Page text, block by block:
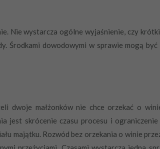
Nie wystarcza ogólne wyjaśnienie, czy
dowodowymi w sprawie mogą
dwoje małżonków nie chce orzekać o
skrócenie czasu procesu i
majątku. Rozwód bez orzekania o winie